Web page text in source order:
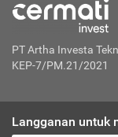
PT Artha Investa
KEP-7/PM.21/2021
Langganan untuk